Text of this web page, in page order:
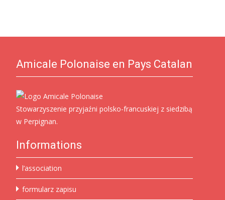
Amicale Polonaise en Pays Catalan
Stowarzyszenie przyjaźni polsko-francuskiej z siedzibą
w Perpignan.
Informations
l’association
formularz zapisu